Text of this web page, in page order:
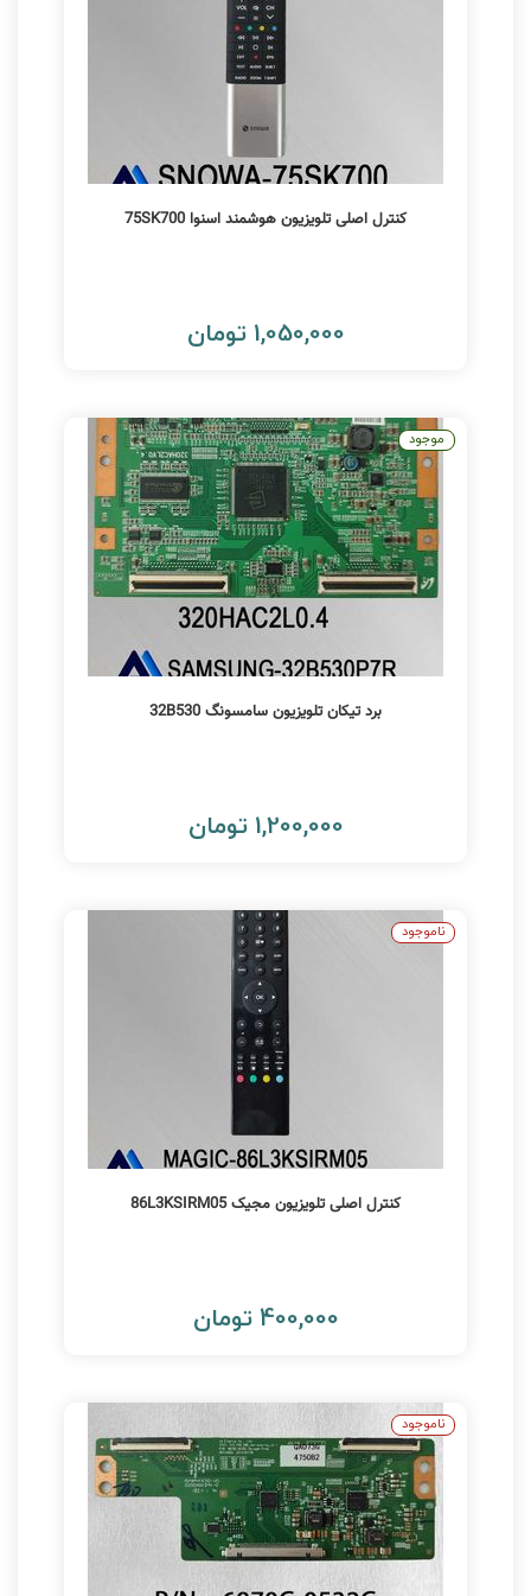
کنترل اصلی تلویزیون هوشمند اسنوا 75SK700
1,050,000 تومان
برد تیکان تلویزیون سامسونگ 32B530
1,200,000 تومان
موجود
کنترل اصلی تلویزیون مجیک 86L3KSIRM05
400,000 تومان
ناموجود
ناموجود